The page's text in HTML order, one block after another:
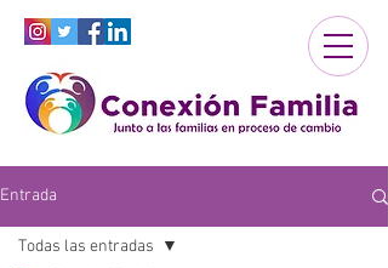
Entrada
Todas las entradas